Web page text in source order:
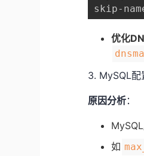
skip-
优化
3. MySQL配
原因分析：
如​